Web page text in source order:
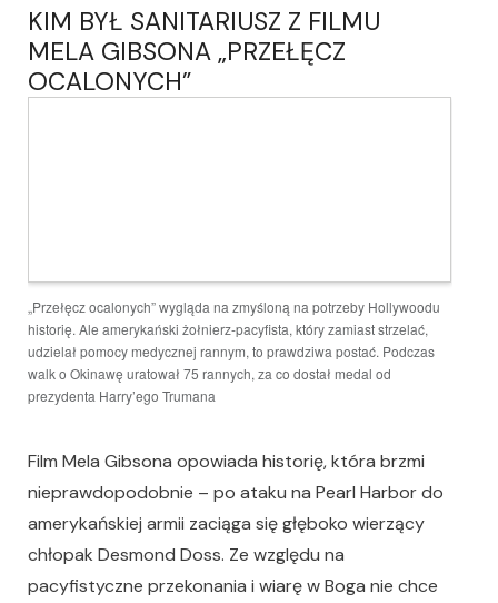
KIM BYŁ SANITARIUSZ Z FILMU
MELA GIBSONA „PRZEŁĘCZ
OCALONYCH”
„Przełęcz ocalonych” wygląda na zmyśloną na potrzeby Hollywoodu
historię. Ale amerykański żołnierz-pacyfista, który zamiast strzelać,
udzielał pomocy medycznej rannym, to prawdziwa postać. Podczas
walk o Okinawę uratował 75 rannych, za co dostał medal od
prezydenta Harry’ego Trumana
Film Mela Gibsona opowiada historię, która brzmi
nieprawdopodobnie – po ataku na Pearl Harbor do
amerykańskiej armii zaciąga się głęboko wierzący
chłopak Desmond Doss. Ze względu na
pacyfistyczne przekonania i wiarę w Boga nie chce